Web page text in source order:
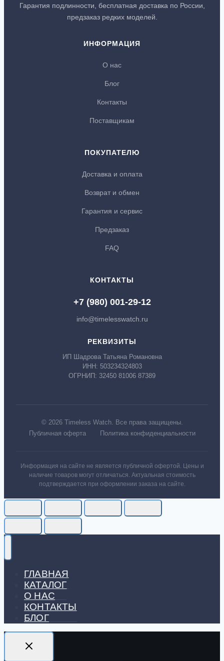
Гарантия подлинности, бесплатная доставка по России,
предзаказ редких моделей.
ИНФОРМАЦИЯ
О нас
Блог
Контакты
Поставщикам
ПОКУПАТЕЛЮ
Доставка и оплата
Возврат и обмен
Гарантия и сервис
Предзаказ
FAQ
КОНТАКТЫ
+7 (980) 001-29-12
info@timelesswatch.ru
РЕКВИЗИТЫ
ИП Шадрова Татьяна Романовна
ИНН: 503234324803
ОГРНИП: 32450 81006 87389
© 2026 Timeless Watch. Все права защищены.
Публичная оферта
Политика конфиденциальности
Информация на сайте не является публичной офертой. Цены и
наличие товаров могут отличаться. Актуальная стоимость
подтверждается при оформлении заказа на сайте.
ГЛАВНАЯ
КАТАЛОГ
О НАС
КОНТАКТЫ
БЛОГ